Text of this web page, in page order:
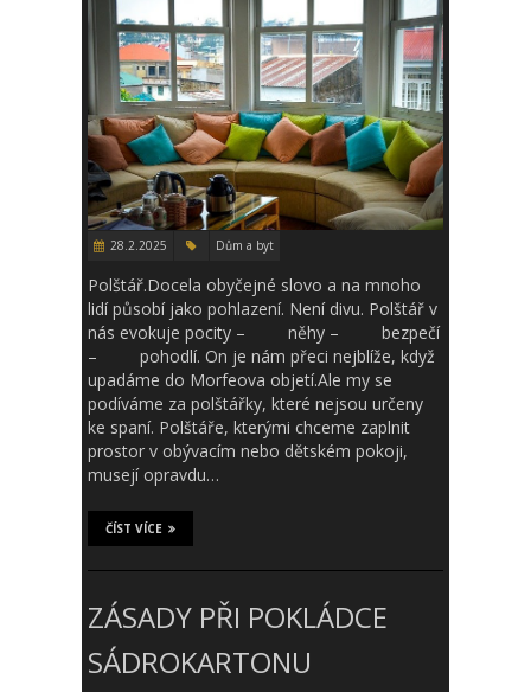
28.2.2025 Dům a byt
Polštář.Docela obyčejné slovo a na mnoho
lidí působí jako pohlazení. Není divu. Polštář v
nás evokuje pocity – něhy – bezpečí
– pohodlí. On je nám přeci nejblíže, když
upadáme do Morfeova objetí.Ale my se
podíváme za polštářky, které nejsou určeny
ke spaní. Polštáře, kterými chceme zaplnit
prostor v obývacím nebo dětském pokoji,
musejí opravdu…
ČÍST VÍCE
ZÁSADY PŘI POKLÁDCE
SÁDROKARTONU